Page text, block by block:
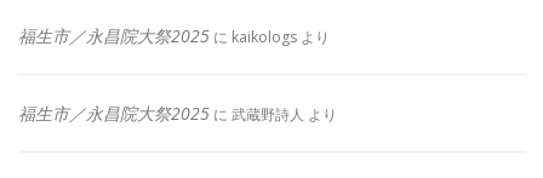
福生市／永昌院大祭2025 に kaikologs より
福生市／永昌院大祭2025 に 武蔵野詩人 より